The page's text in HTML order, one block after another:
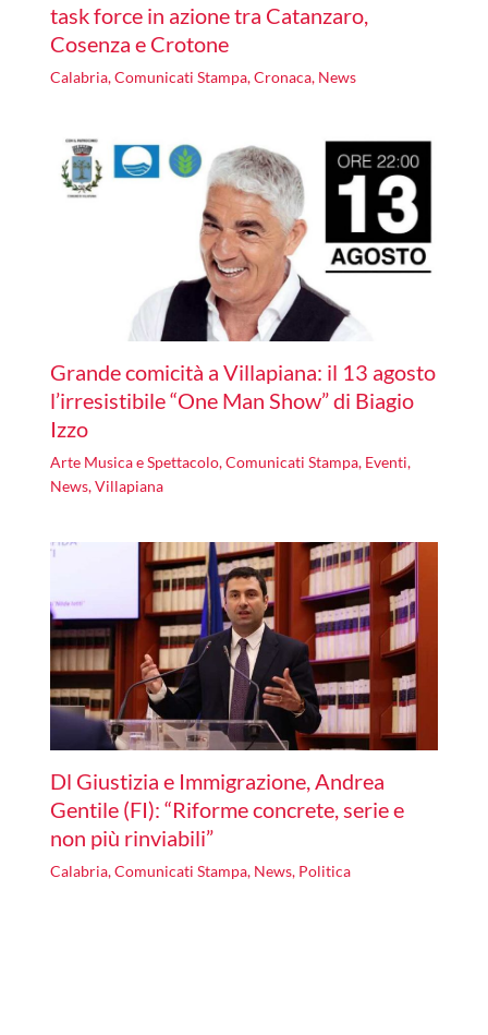
task force in azione tra Catanzaro,
Cosenza e Crotone
Calabria,Comunicati Stampa,Cronaca, News
Grande comicità a Villapiana: il 13 agosto
l’irresistibile “One Man Show” di Biagio
Izzo
Arte Musica e Spettacolo,Comunicati Stampa, Eventi,
News,Villapiana
Dl Giustizia e Immigrazione, Andrea
Gentile (FI): “Riforme concrete, serie e
non più rinviabili”
Calabria,Comunicati Stampa, News, Politica